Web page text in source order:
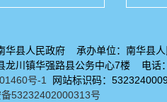
华县人民政府 承办单位：南华县人
龙川镇华强路县公务中心7楼 电
号-1 网站标识码：
53232402000313号